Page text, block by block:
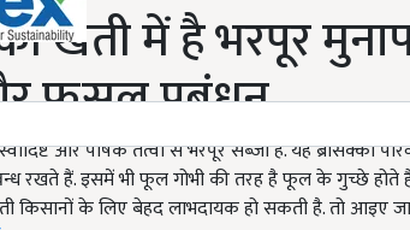
खेती में है भरपूर
फसल प्रबंधन
और पोषक तत्वों से भरपूर सब्जी है. यह ब्रेसिक्का
रखते हैं. इसमें भी फूल गोभी की तरह है फूल के गुच्छे
किसानों के लिए बेहद लाभदायक हो सकती है. तो आइए